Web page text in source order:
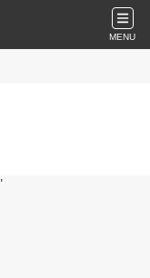
MENU